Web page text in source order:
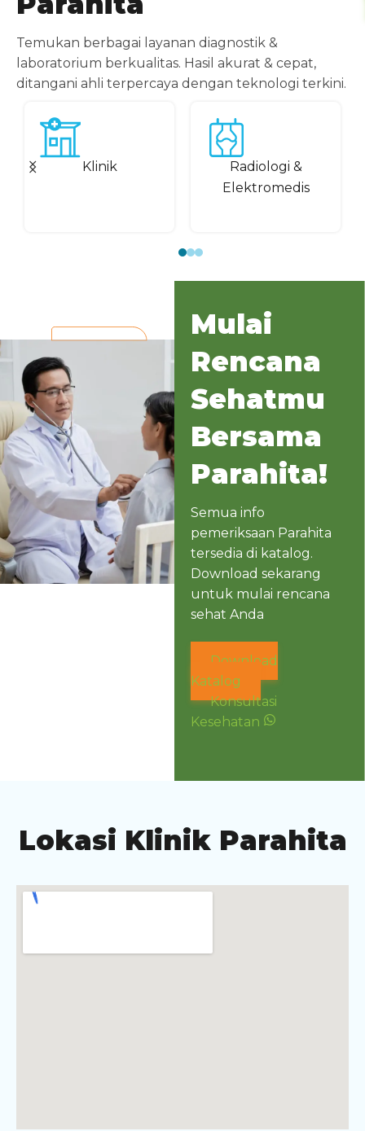
Temukan berbagai layanan diagnostik &
laboratorium berkualitas. Hasil akurat & cepat,
ditangani ahli terpercaya dengan teknologi terkini.
Klinik
Radiologi &
Elektromedis
Mulai
Rencana
Sehatmu
Bersama
Parahita!
Semua info
pemeriksaan Parahita
tersedia di katalog.
Download sekarang
untuk mulai rencana
sehat Anda
Download
Katalog
Konsultasi
Kesehatan
Lokasi Klinik Parahita